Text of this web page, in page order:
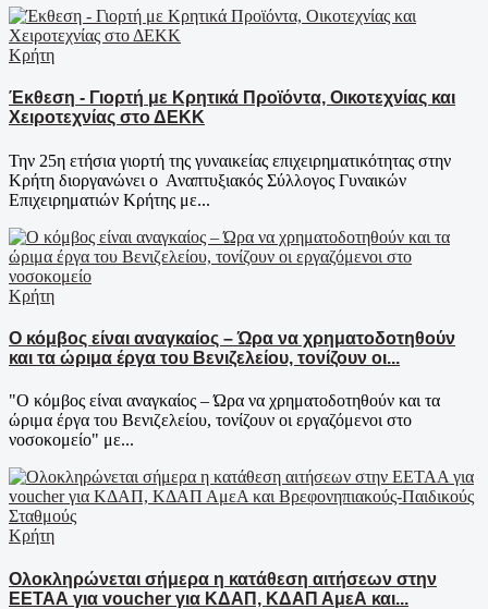
Κρήτη
Έκθεση - Γιορτή με Κρητικά Προϊόντα, Οικοτεχνίας και
Χειροτεχνίας στο ΔΕΚΚ
Την 25η ετήσια γιορτή της γυναικείας επιχειρηματικότητας στην
Κρήτη διοργανώνει ο Αναπτυξιακός Σύλλογος Γυναικών
Επιχειρηματιών Κρήτης με...
Κρήτη
Ο κόμβος είναι αναγκαίος – Ώρα να χρηματοδοτηθούν
και τα ώριμα έργα του Βενιζελείου, τονίζουν οι...
"Ο κόμβος είναι αναγκαίος – Ώρα να χρηματοδοτηθούν και τα
ώριμα έργα του Βενιζελείου, τονίζουν οι εργαζόμενοι στο
νοσοκομείο" με...
Κρήτη
Ολοκληρώνεται σήμερα η κατάθεση αιτήσεων στην
ΕΕΤΑΑ για voucher για ΚΔΑΠ, ΚΔΑΠ ΑμεΑ και...